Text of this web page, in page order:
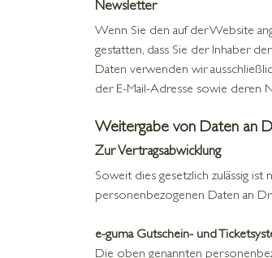
Newsletter
Wenn Sie den auf der Website
gestatten, dass Sie der Inhaber
Daten verwenden wir
der E-Mail-Adresse sowie deren
Weitergabe von Daten an
Zur Vertragsabwicklung
Soweit dies gesetzlich zulässig
personenbezogenen Daten an
e-guma Gutschein- und
Die oben genannten